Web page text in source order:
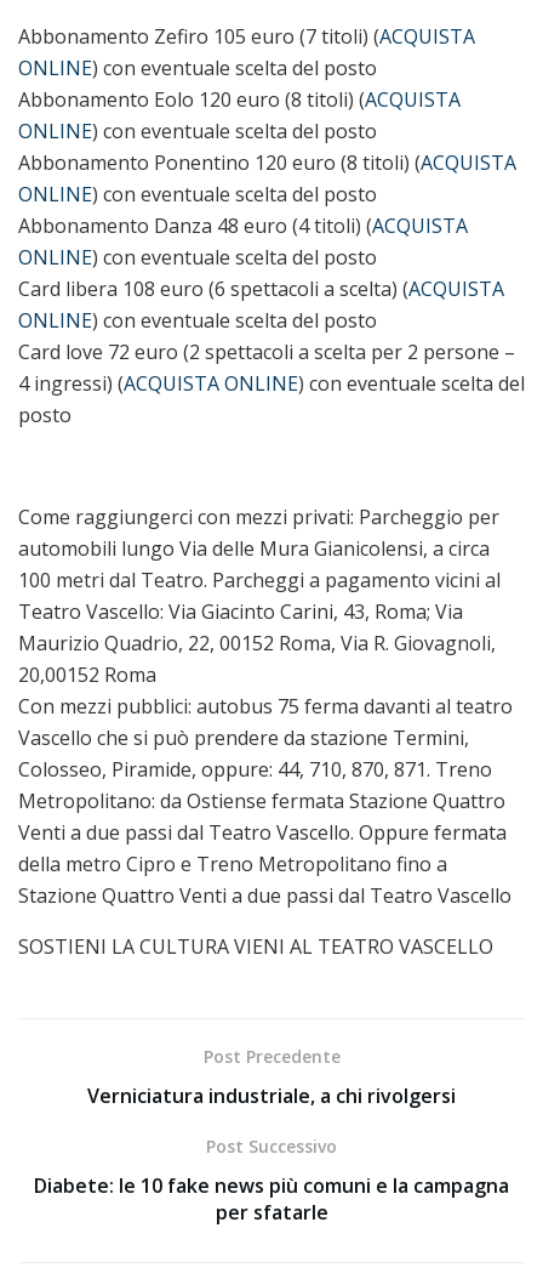
Abbonamento Zefiro 105 euro (7 titoli) (ACQUISTA
ONLINE) con eventuale scelta del posto
Abbonamento Eolo 120 euro (8 titoli) (ACQUISTA
ONLINE) con eventuale scelta del posto
Abbonamento Ponentino 120 euro (8 titoli) (ACQUISTA
ONLINE) con eventuale scelta del posto
Abbonamento Danza 48 euro (4 titoli) (ACQUISTA
ONLINE) con eventuale scelta del posto
Card libera 108 euro (6 spettacoli a scelta) (ACQUISTA
ONLINE) con eventuale scelta del posto
Card love 72 euro (2 spettacoli a scelta per 2 persone –
4 ingressi) (ACQUISTA ONLINE) con eventuale scelta del
posto
Come raggiungerci con mezzi privati: Parcheggio per
automobili lungo Via delle Mura Gianicolensi, a circa
100 metri dal Teatro. Parcheggi a pagamento vicini al
Teatro Vascello: Via Giacinto Carini, 43, Roma; Via
Maurizio Quadrio, 22, 00152 Roma, Via R. Giovagnoli,
20,00152 Roma
Con mezzi pubblici: autobus 75 ferma davanti al teatro
Vascello che si può prendere da stazione Termini,
Colosseo, Piramide, oppure: 44, 710, 870, 871. Treno
Metropolitano: da Ostiense fermata Stazione Quattro
Venti a due passi dal Teatro Vascello. Oppure fermata
della metro Cipro e Treno Metropolitano fino a
Stazione Quattro Venti a due passi dal Teatro Vascello
SOSTIENI LA CULTURA VIENI AL TEATRO VASCELLO
Post Precedente
Verniciatura industriale, a chi rivolgersi
Post Successivo
Diabete: le 10 fake news più comuni e la campagna
per sfatarle